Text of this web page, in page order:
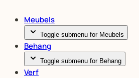
Meubels
Toggle submenu for Meubels
Behang
Toggle submenu for Behang
Verf